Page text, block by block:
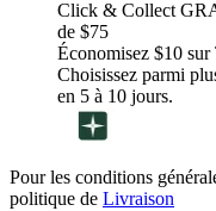
Click & Collect
de $75
Économisez $10
Choisissez parmi
en 5 à 10 jours.
Pour les conditions
politique de Livraison